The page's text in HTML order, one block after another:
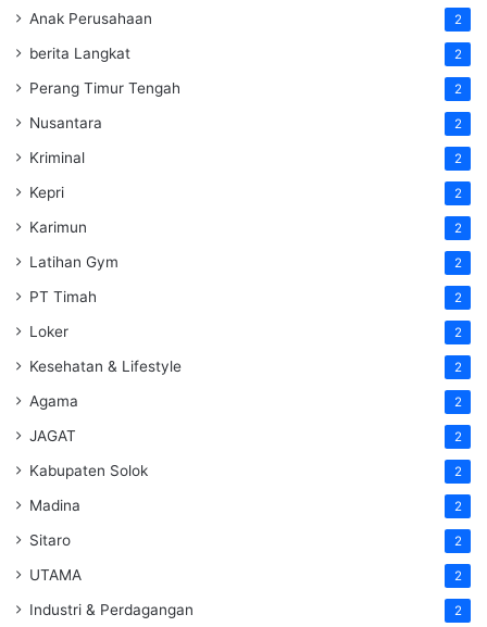
Anak Perusahaan 2
berita Langkat 2
Perang Timur Tengah 2
Nusantara 2
Kriminal 2
Kepri 2
Karimun 2
Latihan Gym 2
PT Timah 2
Loker 2
Kesehatan & Lifestyle 2
Agama 2
JAGAT 2
Kabupaten Solok 2
Madina 2
Sitaro 2
UTAMA 2
Industri & Perdagangan 2